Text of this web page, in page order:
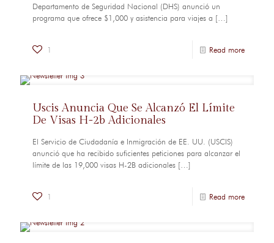
Departamento de Seguridad Nacional (DHS) anunció un
programa que ofrece $1,000 y asistencia para viajes a […]
1 Read more
Uscis Anuncia Que Se Alcanzó El Límite
De Visas H-2b Adicionales
El Servicio de Ciudadanía e Inmigración de EE. UU. (USCIS)
anunció que ha recibido suficientes peticiones para alcanzar el
límite de las 19,000 visas H-2B adicionales […]
1 Read more